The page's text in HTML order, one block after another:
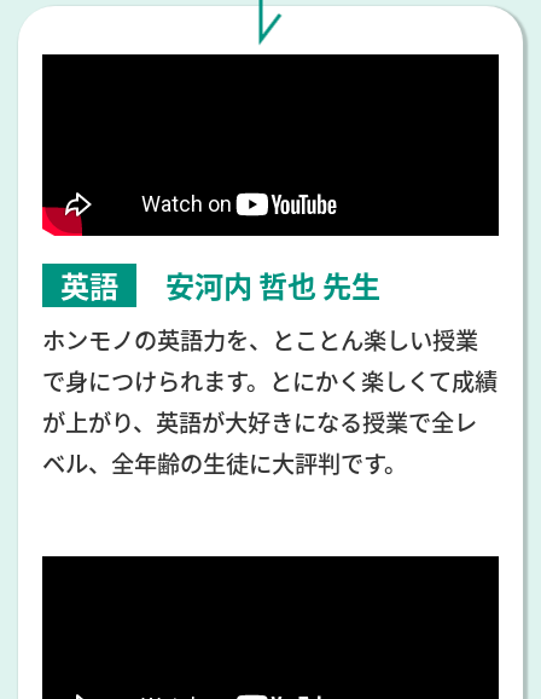
英語 安河内 哲也 先生
ホンモノの英語力を、とことん楽しい授業
で身につけられます。とにかく楽しくて成績
が上がり、英語が大好きになる授業で全レ
ベル、全年齢の生徒に大評判です。